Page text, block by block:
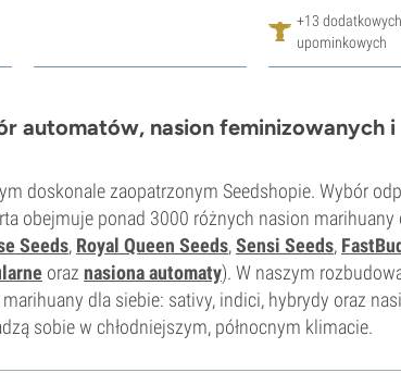
+13
upominkowych
automatów, nasion feminizowanych i
doskonale zaopatrzonym Seedshopie. Wybór
obejmuje ponad 3000 różnych nasion
Seeds, Royal Queen Seeds,Sensi Seeds,
oraz nasiona automaty). W naszym
dla siebie: sativy, indici, hybrydy oraz
sobie w chłodniejszym, północnym klimacie.